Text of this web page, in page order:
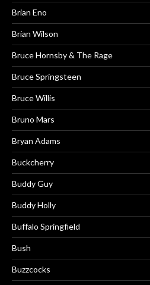
Brian Eno
Brian Wilson
Bruce Hornsby & The Rage
Bruce Springsteen
Bruce Willis
Bruno Mars
Bryan Adams
Buckcherry
Buddy Guy
Buddy Holly
Buffalo Springfield
Bush
Buzzcocks